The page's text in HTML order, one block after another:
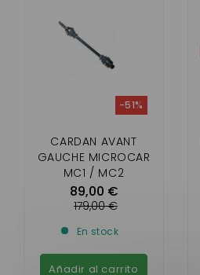
CARDAN AVANT
GAUCHE MICROCAR
MC1 / MC2
(CONDUCTEUR ) 600
MM
89,00 €
-51%
179,00 €
En stock
Añadir al carrito